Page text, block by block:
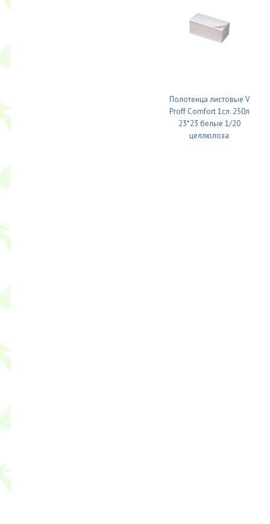
Полотенца листовые V
Proff Comfort 1сл. 250л
23*23 белые 1/20
целлюлоза